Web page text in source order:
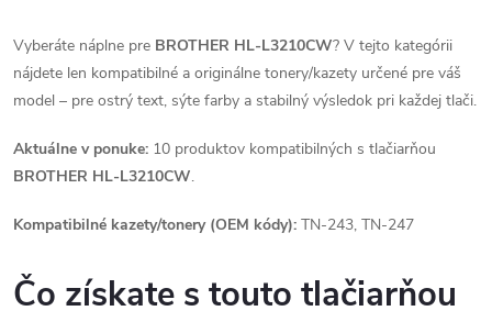
Vyberáte náplne pre BROTHER HL-L3210CW? V tejto kategórii
nájdete len kompatibilné a originálne tonery/kazety určené pre váš
model – pre ostrý text, sýte farby a stabilný výsledok pri každej tlači.
Aktuálne v ponuke: 10 produktov kompatibilných s tlačiarňou
BROTHER HL-L3210CW.
Kompatibilné kazety/tonery (OEM kódy): TN-243, TN-247
Čo získate s touto tlačiarňou